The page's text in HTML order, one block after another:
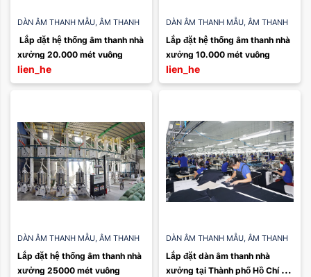
DÀN ÂM THANH MẪU, ÂM THANH
NHÀ XƯỞNG
Lắp đặt hệ thống âm thanh nhà
xưởng 20.000 mét vuông
lien_he
DÀN ÂM THANH MẪU, ÂM THANH
NHÀ XƯỞNG
Lắp đặt hệ thống âm thanh nhà
xưởng 10.000 mét vuông
lien_he
DÀN ÂM THANH MẪU, ÂM THANH
NHÀ XƯỞNG
Lắp đặt hệ thống âm thanh nhà
xưởng 25000 mét vuông
DÀN ÂM THANH MẪU, ÂM THANH
NHÀ XƯỞNG
Lắp đặt dàn âm thanh nhà
xưởng tại Thành phố Hồ Chí